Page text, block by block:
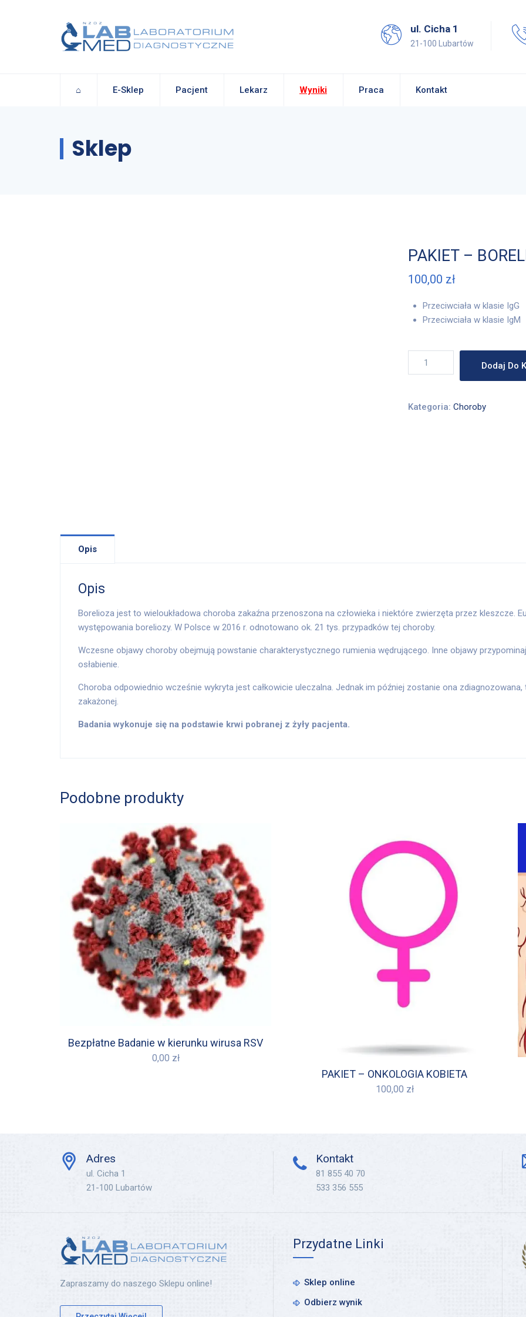
ul. Cicha 1
21-100 Lubartów
⌂ E-Sklep Pacjent Lekarz Wyniki Praca Kontakt
Sklep
PAKIET –
100,00 zł
Przeciwciała w klasie IgG
Przeciwciała w klasie IgM
ilość
Dodaj Do
Kategoria: Choroby
Opis
Opis
Borelioza jest to wieloukładowa choroba zakaźna przenoszona na człowieka i niektóre zwierzęta przez kleszcze.
występowania boreliozy. W Polsce w 2016 r. odnotowano ok. 21 tys. przypadków tej choroby.
Wczesne objawy choroby obejmują powstanie charakterystycznego rumienia wędrującego. Inne objawy
osłabienie.
Choroba odpowiednio wcześnie wykryta jest całkowicie uleczalna. Jednak im później zostanie ona
zakażonej.
Badania wykonuje się na podstawie krwi pobranej z żyły pacjenta.
Podobne produkty
Bezpłatne Badanie w kierunku wirusa RSV
0,00 zł
PAKIET – ONKOLOGIA KOBIETA
100,00 zł
Adres
ul. Cicha 1
21-100 Lubartów
Kontakt
81 855 40 70
533 356 555
Zapraszamy do naszego Sklepu online!
Przydatne Linki
Sklep online
Odbierz wynik